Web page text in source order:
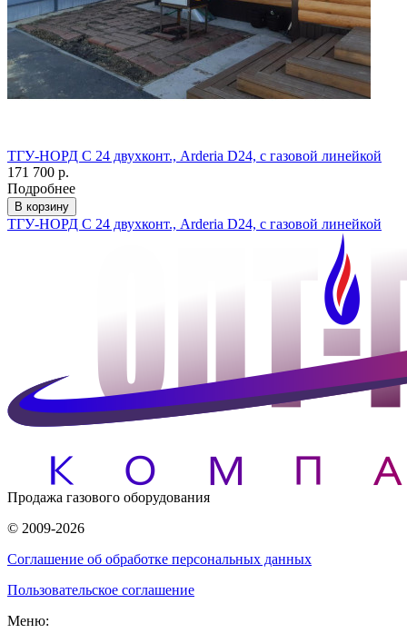
ТГУ-НОРД С 24 двухконт., Arderia D24, с газовой линейкой
171 700 р.
Подробнее
В корзину
ТГУ-НОРД С 24 двухконт., Arderia D24, с газовой линейкой
Продажа газового оборудования
© 2009-2026
Соглашение об обработке персональных данных
Пользовательское соглашение
Меню: